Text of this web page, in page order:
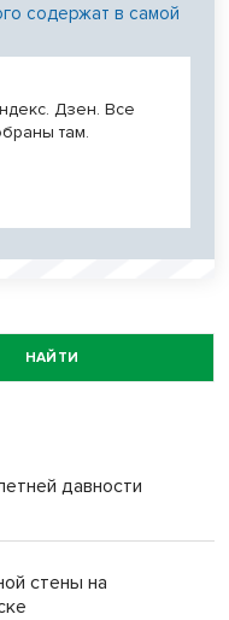
содержат в самой
Дзен. Все
там.
НАЙТИ
давности
стены на